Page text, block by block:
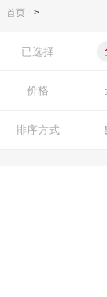
首页 >
已选择
价格
排序方式